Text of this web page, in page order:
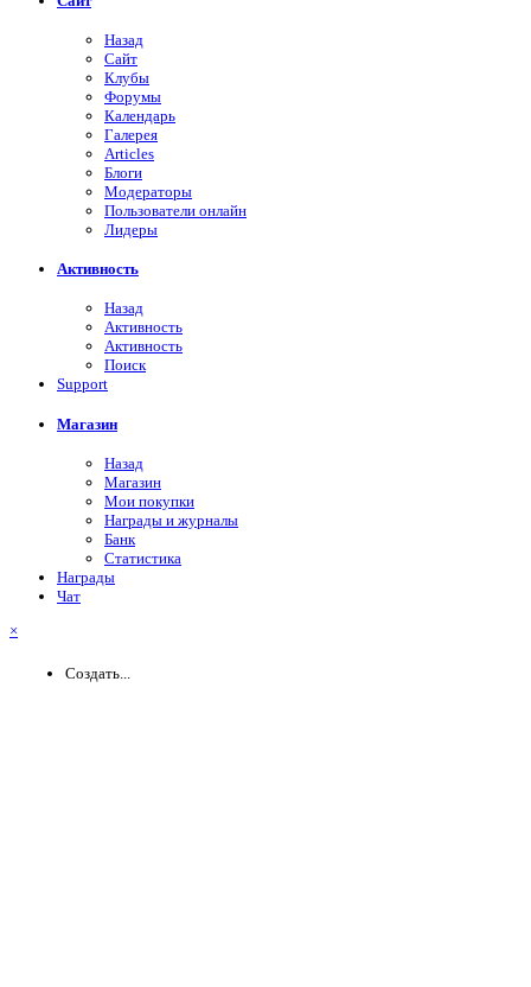
Назад
Сайт
Клубы
Форумы
Календарь
Галерея
Articles
Блоги
Модераторы
Пользователи онлайн
Лидеры
Активность
Назад
Активность
Активность
Поиск
Support
Магазин
Назад
Магазин
Мои покупки
Награды и журналы
Банк
Статистика
Награды
Чат
×
Создать...